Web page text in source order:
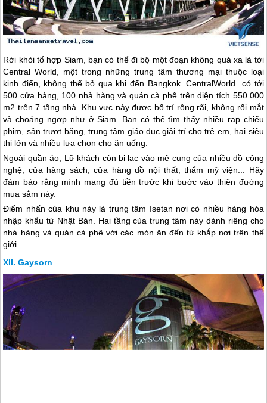
Rời khỏi tổ hợp Siam, bạn có thể đi bộ một đoạn không quá xa là tới
Central World, một trong những trung tâm thương mại thuộc loại
kinh điển, không thể bỏ qua khi đến Bangkok. CentralWorld có tới
500 cửa hàng, 100 nhà hàng và quán cà phê trên diện tích 550.000
m2 trên 7 tầng nhà. Khu vực này được bố trí rộng rãi, không rối mắt
và choáng ngợp như ở Siam. Bạn có thể tìm thấy nhiều rạp chiếu
phim, sân trượt băng, trung tâm giáo dục giải trí cho trẻ em, hai siêu
thị lớn và nhiều lựa chọn cho ăn uống.
Ngoài quần áo, Lữ khách còn bị lạc vào mê cung của nhiều đồ công
nghệ, cửa hàng sách, cửa hàng đồ nội thất, thẩm mỹ viện... Hãy
đảm bảo rằng mình mang đủ tiền trước khi bước vào thiên đường
mua sắm này.
Điểm nhấn của khu này là trung tâm Isetan nơi có nhiều hàng hóa
nhập khẩu từ Nhật Bản. Hai tầng của trung tâm này dành riêng cho
nhà hàng và quán cà phê với các món ăn đến từ khắp nơi trên thế
giới.
Gaysorn